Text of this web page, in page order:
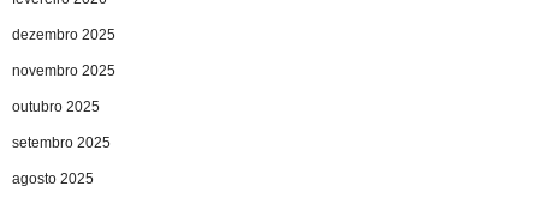
dezembro 2025
novembro 2025
outubro 2025
setembro 2025
agosto 2025